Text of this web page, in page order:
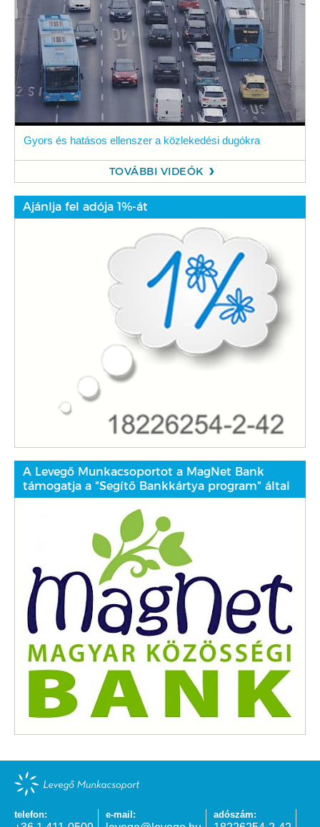
Gyors és hatásos ellenszer a közlekedési dugókra
TOVÁBBI VIDEÓK
Ajánlja fel adója 1%-át
A Levegő Munkacsoportot a MagNet Bank
támogatja a "Segítő Bankkártya program" által
telefon: e-mail: adószám: